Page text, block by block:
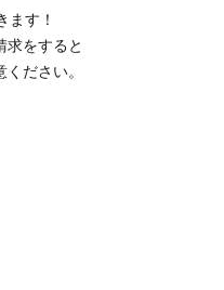
ます！
をすると
ださい。